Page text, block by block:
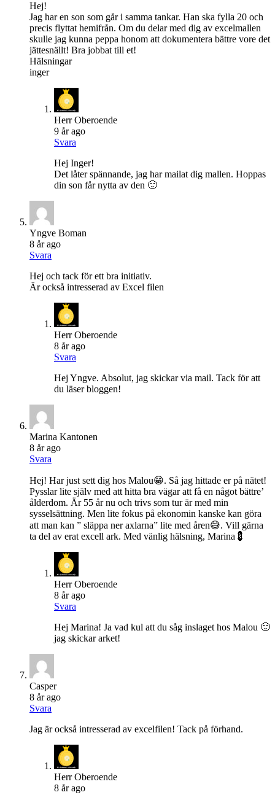
Hej!
Jag har en son som går i samma tankar. Han ska fylla 20 och
precis flyttat hemifrån. Om du delar med dig av excelmallen
skulle jag kunna peppa honom att dokumentera bättre vore det
jättesnällt! Bra jobbat till et!
Hälsningar
inger
Herr Oberoende
9 år ago
Svara
Hej Inger!
Det låter spännande, jag har mailat dig mallen. Hoppas
din son får nytta av den 🙂
Yngve Boman
8 år ago
Svara
Hej och tack för ett bra initiativ.
Är också intresserad av Excel filen
Herr Oberoende
8 år ago
Svara
Hej Yngve. Absolut, jag skickar via mail. Tack för att
du läser bloggen!
Marina Kantonen
8 år ago
Svara
Hej! Har just sett dig hos Malou😁. Så jag hittade er på nätet!
Pysslar lite själv med att hitta bra vägar att få en något bättre’
ålderdom. Är 55 år nu och trivs som tur är med min
sysselsättning. Men lite fokus på ekonomin kanske kan göra
att man kan ” släppa ner axlarna” lite med åren😅. Vill gärna
ta del av erat excell ark. Med vänlig hälsning, Marina💈
Herr Oberoende
8 år ago
Svara
Hej Marina! Ja vad kul att du såg inslaget hos Malou 🙂
jag skickar arket!
Casper
8 år ago
Svara
Jag är också intresserad av excelfilen! Tack på förhand.
Herr Oberoende
8 år ago